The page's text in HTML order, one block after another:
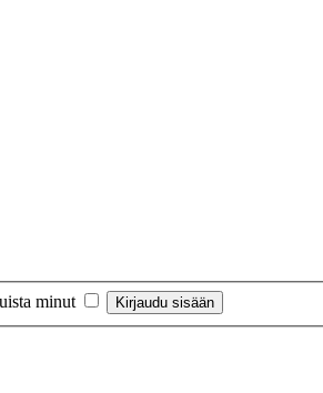
minut